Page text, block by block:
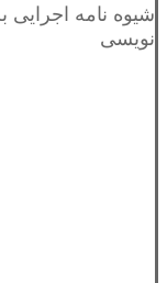
شیوه نامه
نویسی